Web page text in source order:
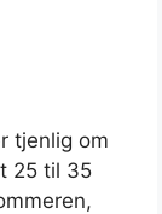
tjenlig om
25 til 35